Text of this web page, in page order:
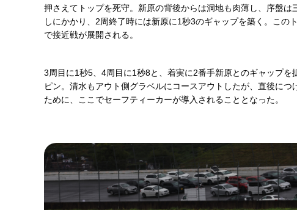
押さえてトップを死守。新原の背後からは洞地も肉薄し、序盤
しにかかり、2周終了時には新原に1秒3のギャップを築く。こ
で接近戦が展開される。
3周目に1秒5、4周目に1秒8と、着実に2番手新原とのギャップ
ピン。清水もアウト側グラベルにコースアウトしたが、直後に
ために、ここでセーフティーカーが導入されることとなった。